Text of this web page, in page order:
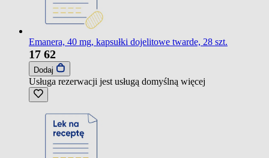
Emanera, 40 mg, kapsułki dojelitowe twarde, 28 szt.
17 62
Dodaj
Usługa rezerwacji jest usługą domyślną więcej